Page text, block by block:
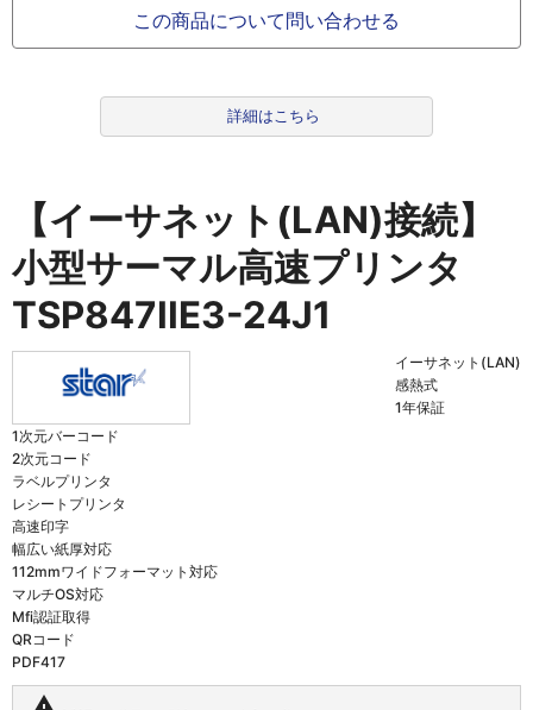
この商品について問い合わせる
詳細はこちら
【イーサネット(LAN)接続】
小型サーマル高速プリンタ
TSP847IIE3-24J1
イーサネット(LAN)
感熱式
1年保証
1次元バーコード
2次元コード
ラベルプリンタ
レシートプリンタ
高速印字
幅広い紙厚対応
112mmワイドフォーマット対応
マルチOS対応
Mfi認証取得
QRコード
PDF417